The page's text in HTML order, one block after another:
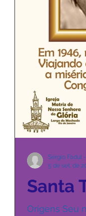
Santa
Origens Seu
Sérgio Fadul
5 de set. de